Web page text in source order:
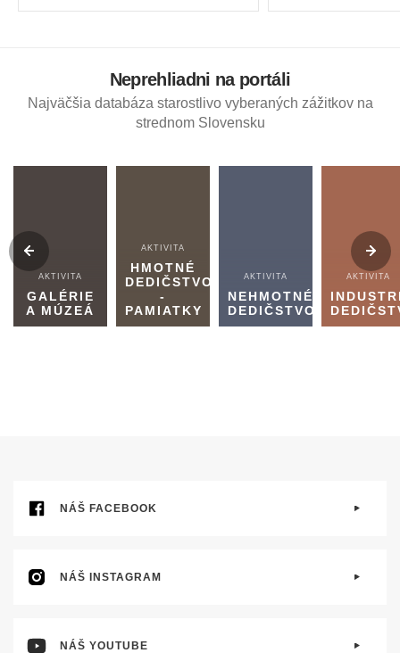
Neprehliadni na portáli
Najväčšia databáza starostlivo vyberaných zážitkov na
strednom Slovensku
AKTIVITA
GALÉRIE
A MÚZEÁ
AKTIVITA
HMOTNÉ
DEDIČSTVO
-
PAMIATKY
AKTIVITA
NEHMOTNÉ
DEDIČSTVO
AKTIVITA
NÁŠ FACEBOOK
NÁŠ INSTAGRAM
NÁŠ YOUTUBE